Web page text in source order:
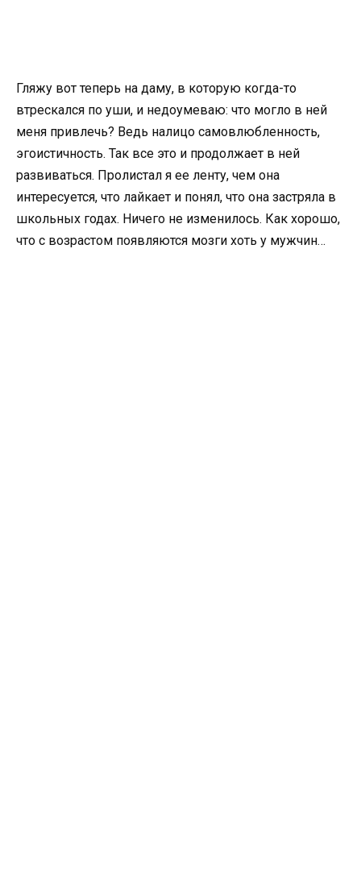
Гляжу вот теперь на даму, в которую когда-то
втрескался по уши, и недоумеваю: что могло в ней
меня привлечь? Ведь налицо самовлюбленность,
эгоистичность. Так все это и продолжает в ней
развиваться. Пролистал я ее ленту, чем она
интересуется, что лайкает и понял, что она застряла в
школьных годах. Ничего не изменилось. Как хорошо,
что с возрастом появляются мозги хоть у мужчин…